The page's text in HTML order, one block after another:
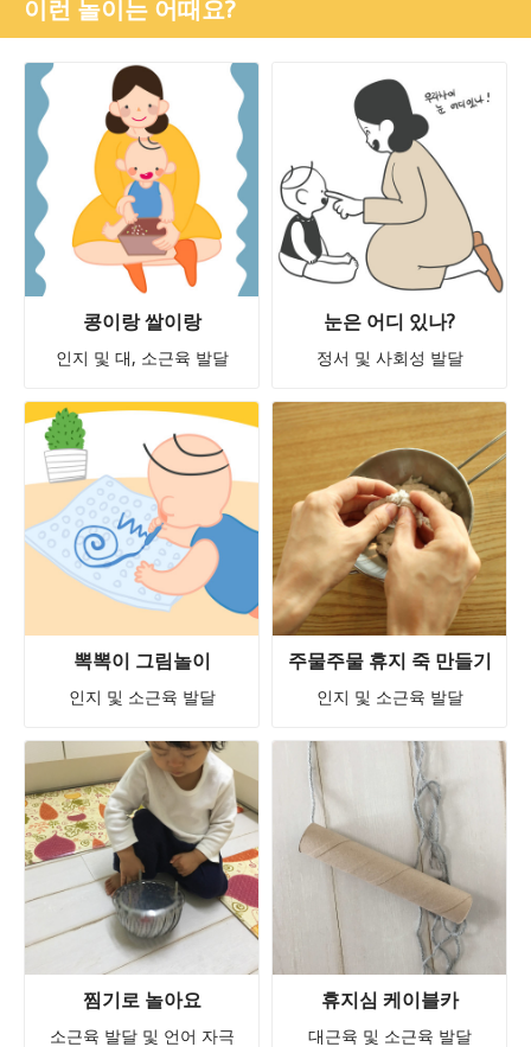
이런 놀이는 어때요?
콩이랑 쌀이랑
인지 및 대, 소근육 발달
눈은 어디 있나?
정서 및 사회성 발달
뽁뽁이 그림놀이
인지 및 소근육 발달
주물주물 휴지 죽 만들기
인지 및 소근육 발달
찜기로 놀아요
소근육 발달 및 언어 자극
휴지심 케이블카
대근육 및 소근육 발달